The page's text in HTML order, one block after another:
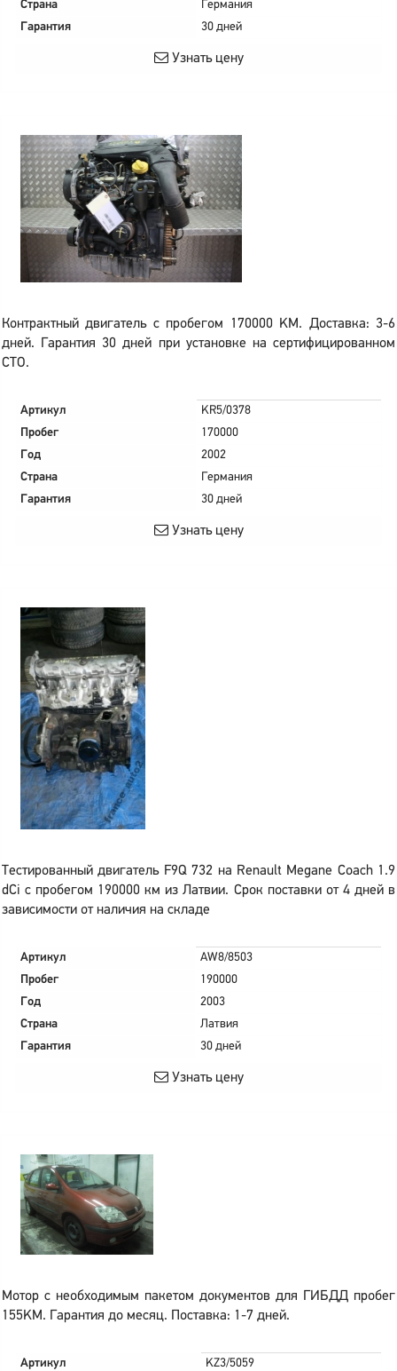
Страна
Германия
Гарантия
30 дней
Узнать цену
Контрактный двигатель с пробегом 170000 KM. Доставка: 3-6
дней. Гарантия 30 дней при установке на сертифицированном
СТО.
Артикул
KR5/0378
Пробег
170000
Год
2002
Страна
Германия
Гарантия
30 дней
Узнать цену
Тестированный двигатель F9Q 732 на Renault Megane Coach 1.9
dCi с пробегом 190000 км из Латвии. Срок поставки от 4 дней в
зависимости от наличия на складе
Артикул
AW8/8503
Пробег
190000
Год
2003
Страна
Латвия
Гарантия
30 дней
Узнать цену
Мотор с необходимым пакетом документов для ГИБДД пробег
155KM. Гарантия до месяц. Поставка: 1-7 дней.
Артикул
KZ3/5059